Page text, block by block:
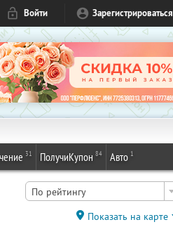
Войти Зарегистрироваться
31 ПолучиКупон 84 Авто 1
По рейтингу
Показать на карте